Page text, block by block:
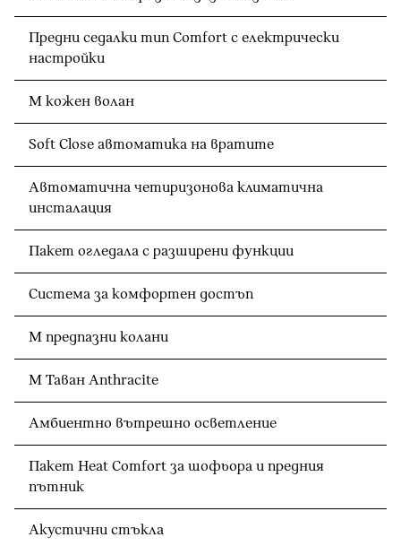
Предни седалки тип Comfort с електрически
настройки
M кожен волан
Soft Close автоматика на вратите
Автоматична четиризонова климатична
инсталация
Пакет огледала с разширени функции
Система за комфортен достъп
M предпазни колани
M Таван Anthracite
Амбиентно вътрешно осветление
Пакет Heat Comfort за шофьора и предния
пътник
Акустични стъкла